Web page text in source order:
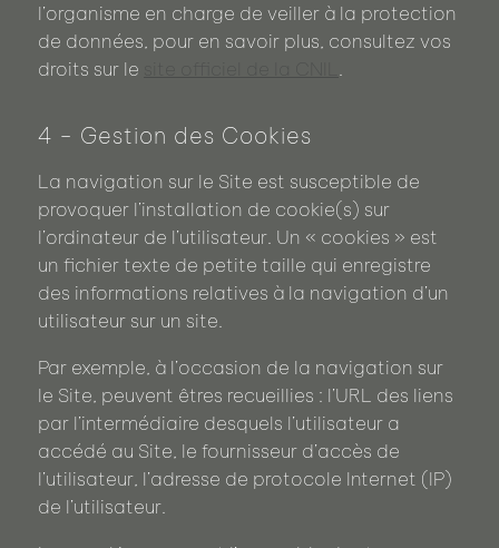
l’organisme en charge de veiller à la protection
de données, pour en savoir plus, consultez vos
droits sur le
.
4 - Gestion des Cookies
La navigation sur le Site est susceptible de
provoquer l’installation de cookie(s) sur
l’ordinateur de l’utilisateur. Un « cookies » est
un fichier texte de petite taille qui enregistre
des informations relatives à la navigation d’un
utilisateur sur un site.
Par exemple, à l’occasion de la navigation sur
le Site, peuvent êtres recueillies : l’URL des liens
par l’intermédiaire desquels l’utilisateur a
accédé au Site, le fournisseur d’accès de
l’utilisateur, l’adresse de protocole Internet (IP)
de l’utilisateur.